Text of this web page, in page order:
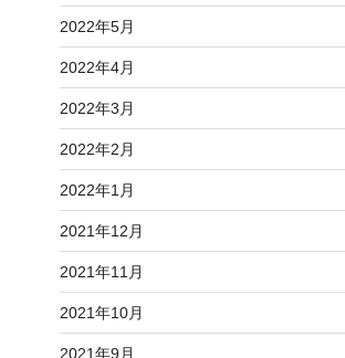
2022年5月
2022年4月
2022年3月
2022年2月
2022年1月
2021年12月
2021年11月
2021年10月
2021年9月